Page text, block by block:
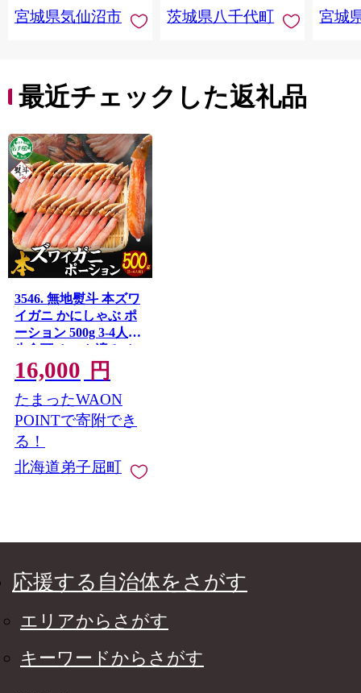
宮城県気仙沼市
茨城県八千代町
宮城
最近チェックした返礼品
3546. 無地熨斗 本ズワ
イガニ かにしゃぶ ポ
ーション 500g 3-4人前
生食可 カット済み カ
ニ 蟹 生 ズワイ 本ズワ
イ 生食 刺身 かにしゃ
ぶ ずわい ずわいがに
蟹しゃぶ かに かに足
人気 お取り寄せ グル
メ ギフト 送料無料 北
海道 弟子屈町
16,000 円
たまったWAON
POINTで寄附でき
る！
北海道弟子屈町
応援する自治体をさがす
エリアからさがす
キーワードからさがす